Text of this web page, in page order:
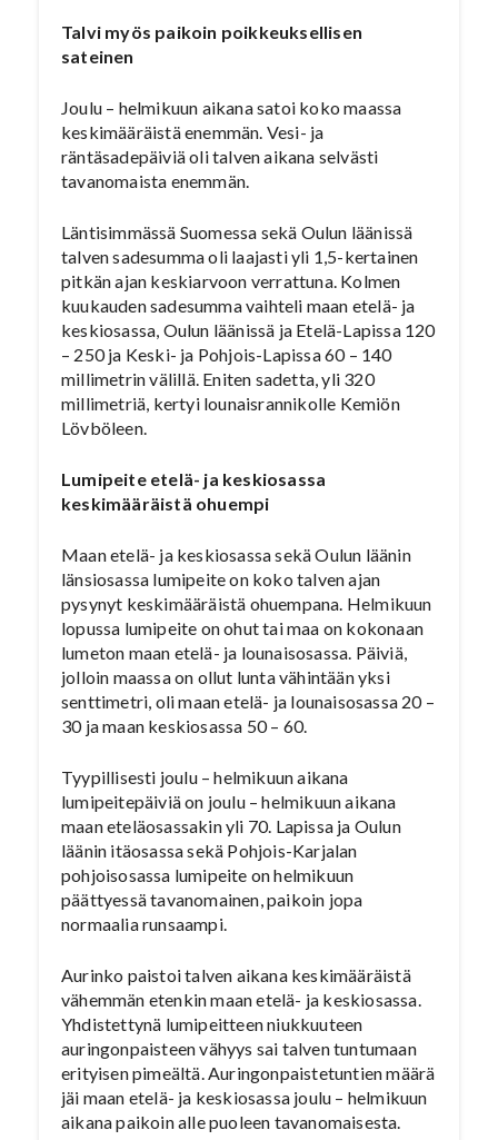
Talvi myös paikoin poikkeuksellisen
sateinen
Joulu – helmikuun aikana satoi koko maassa
keskimääräistä enemmän. Vesi- ja
räntäsadepäiviä oli talven aikana selvästi
tavanomaista enemmän.
Läntisimmässä Suomessa sekä Oulun läänissä
talven sadesumma oli laajasti yli 1,5-kertainen
pitkän ajan keskiarvoon verrattuna. Kolmen
kuukauden sadesumma vaihteli maan etelä- ja
keskiosassa, Oulun läänissä ja Etelä-Lapissa 120
– 250 ja Keski- ja Pohjois-Lapissa 60 – 140
millimetrin välillä. Eniten sadetta, yli 320
millimetriä, kertyi lounaisrannikolle Kemiön
Lövböleen.
Lumipeite etelä- ja keskiosassa
keskimääräistä ohuempi
Maan etelä- ja keskiosassa sekä Oulun läänin
länsiosassa lumipeite on koko talven ajan
pysynyt keskimääräistä ohuempana. Helmikuun
lopussa lumipeite on ohut tai maa on kokonaan
lumeton maan etelä- ja lounaisosassa. Päiviä,
jolloin maassa on ollut lunta vähintään yksi
senttimetri, oli maan etelä- ja lounaisosassa 20 –
30 ja maan keskiosassa 50 – 60.
Tyypillisesti joulu – helmikuun aikana
lumipeitepäiviä on joulu – helmikuun aikana
maan eteläosassakin yli 70. Lapissa ja Oulun
läänin itäosassa sekä Pohjois-Karjalan
pohjoisosassa lumipeite on helmikuun
päättyessä tavanomainen, paikoin jopa
normaalia runsaampi.
Aurinko paistoi talven aikana keskimääräistä
vähemmän etenkin maan etelä- ja keskiosassa.
Yhdistettynä lumipeitteen niukkuuteen
auringonpaisteen vähyys sai talven tuntumaan
erityisen pimeältä. Auringonpaistetuntien määrä
jäi maan etelä- ja keskiosassa joulu – helmikuun
aikana paikoin alle puoleen tavanomaisesta.